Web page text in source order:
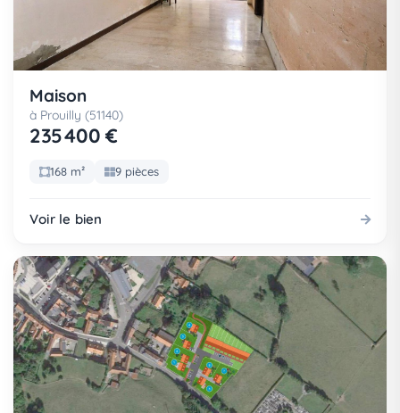
Maison
à Prouilly (51140)
235 400 €
168 m² 9 pièces
Voir le bien